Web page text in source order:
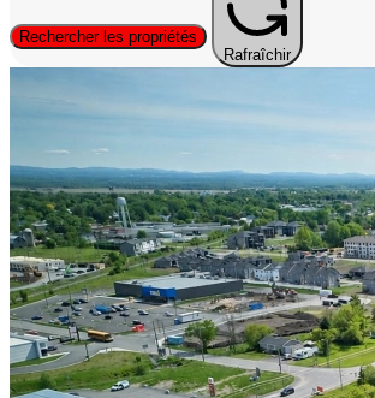
Rechercher les propriétés
Rafraîchir